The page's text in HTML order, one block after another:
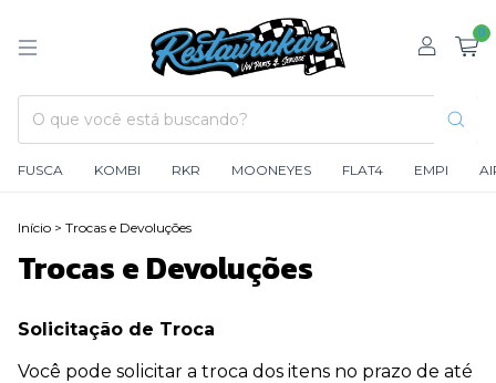
0
FUSCA KOMBI RKR MOONEYES FLAT4 EMPI
Início > Trocas e Devoluções
Trocas e Devoluções
Solicitação de Troca
Você pode solicitar a troca dos itens no prazo de até